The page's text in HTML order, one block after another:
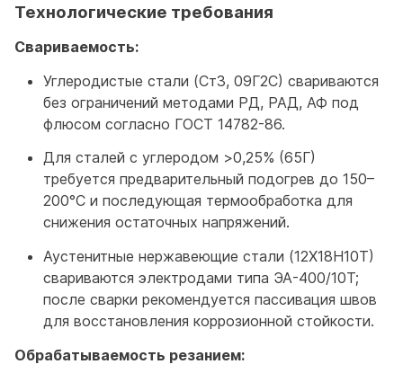
Технологические требования
Свариваемость:
Углеродистые стали (Ст3, 09Г2С) свариваются
без ограничений методами РД, РАД, АФ под
флюсом согласно ГОСТ 14782-86.
Для сталей с углеродом >0,25% (65Г)
требуется предварительный подогрев до 150–
200°С и последующая термообработка для
снижения остаточных напряжений.
Аустенитные нержавеющие стали (12Х18Н10Т)
свариваются электродами типа ЭА-400/10Т;
после сварки рекомендуется пассивация швов
для восстановления коррозионной стойкости.
Обрабатываемость резанием: